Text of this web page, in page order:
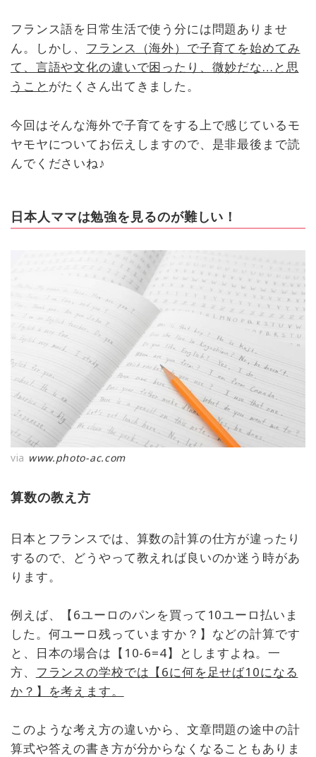
フランス語を日常生活で使う分には問題ありませ
ん。しかし、 フランス（海外）で子育てを始めてみ
て、言語や文化の違いで困ったり、微妙だな…と思
うこと がたくさん出てきました。
今回はそんな海外で子育てをする上で感じているモ
ヤモヤについてお伝えしますので、是非最後まで読
んでくださいね♪
日本人ママは勉強を見るのが難しい！
via www.photo-ac.com
算数の教え方
日本とフランスでは、算数の計算の仕方が違ったり
するので、どうやって教えれば良いのか迷う時があ
ります。
例えば、【6ユーロのパンを買って10ユーロ払いま
した。何ユーロ残っていますか？】などの計算です
と、日本の場合は【10-6=4】としますよね。一
方、 フランスの学校では【6に何を足せば10になる
か？】を考えます。
このような考え方の違いから、文章問題の途中の計
算式や答えの書き方が分からなくなることもありま